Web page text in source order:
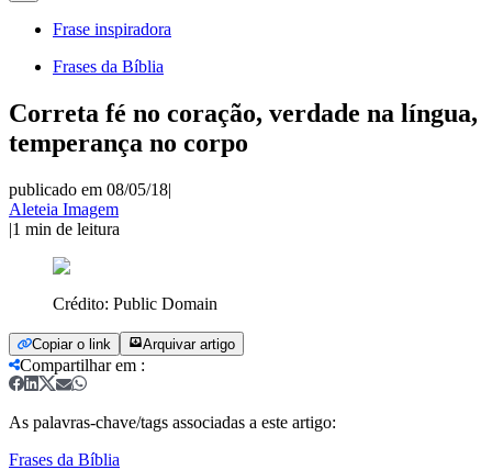
Frase inspiradora
Frases da Bíblia
Correta fé no coração, verdade na língua,
temperança no corpo
publicado em 08/05/18|
Aleteia Imagem
|1 min de leitura
Crédito: Public Domain
Copiar o link Arquivar artigo
Compartilhar em :
As palavras-chave/tags associadas a este artigo:
Frases da Bíblia